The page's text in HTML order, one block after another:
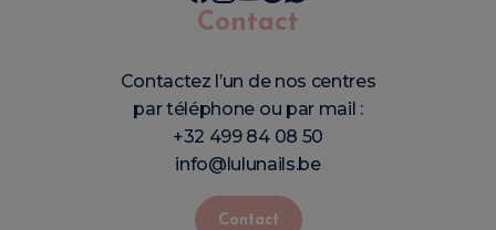
Contact
Contactez l’un de nos centres
par téléphone ou par mail :
+32 499 84 08 50
info@lulunails.be
Contact